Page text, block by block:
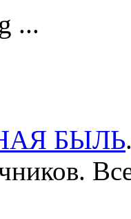
...
БЫЛЬ